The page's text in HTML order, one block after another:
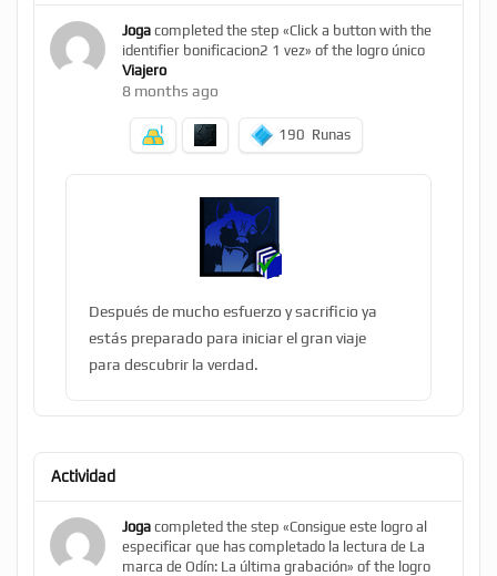
Joga completed the step «Click a button with the
identifier bonificacion2 1 vez» of the logro único
Viajero
8 months ago
190 Runas
Después de mucho esfuerzo y sacrificio ya
estás preparado para iniciar el gran viaje
para descubrir la verdad.
Actividad
Joga completed the step «Consigue este logro al
especificar que has completado la lectura de La
marca de Odín: La última grabación» of the logro